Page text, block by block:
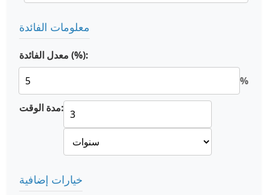
معلومات الفائدة
معدل الفائدة (%):
%
مدة الوقت:
خيارات إضافية